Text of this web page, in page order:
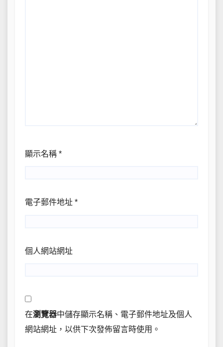
顯示名稱 *
電子郵件地址 *
個人網站網址
在瀏覽器中儲存顯示名稱、電子郵件地址及個人
網站網址，以供下次發佈留言時使用。